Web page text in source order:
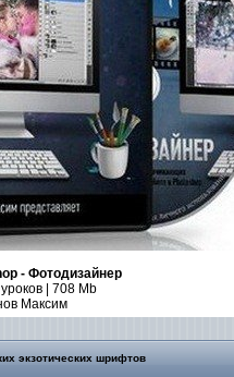
- Фотодизайнер
| 708 Mb
Максим
экзотических шрифтов